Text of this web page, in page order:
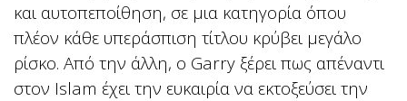
και αυτοπεποίθηση, σε μια κατηγορία όπου
πλέον κάθε υπεράσπιση τίτλου κρύβει μεγάλο
ρίσκο. Από την άλλη, ο Garry ξέρει πως απέναντι
στον Islam έχει την ευκαιρία να εκτοξεύσει την